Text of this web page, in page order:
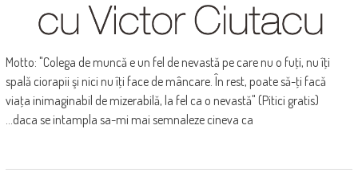
Motto: "Colega de muncă e un fel de nevastă pe care nu o fuţi, nu îţi
spală ciorapii şi nici nu îţi face de mâncare. În rest, poate să-ţi facă
viaţa inimaginabil de mizerabilă, la fel ca o nevastă" (Pitici gratis)
...daca se intampla sa-mi mai semnaleze cineva ca